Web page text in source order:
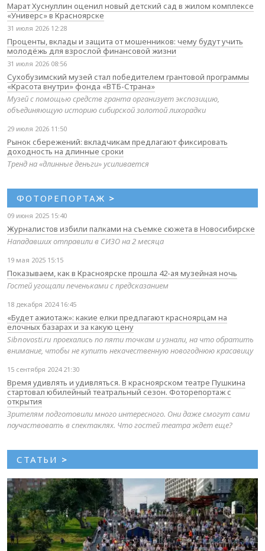
Марат Хуснуллин оценил новый детский сад в жилом комплексе
«Универс» в Красноярске
31 июля 2026 12:28
Проценты, вклады и защита от мошенников: чему будут учить
молодёжь для взрослой финансовой жизни
31 июля 2026 08:56
Сухобузимский музей стал победителем грантовой программы
«Красота внутри» фонда «ВТБ-Страна»
Музей с помощью средств гранта организует экспозицию,
объединяющую историю сибирской золотой лихорадки
29 июля 2026 11:50
Рынок сбережений: вкладчикам предлагают фиксировать
доходность на длинные сроки
Тренд на «длинные деньги» усиливается
ФОТОРЕПОРТАЖ >
09 июня 2025 15:40
Журналистов избили палками на съемке сюжета в Новосибирске
Нападавших отправили в СИЗО на 2 месяца
19 мая 2025 15:15
Показываем, как в Красноярске прошла 42-ая музейная ночь
Гостей угощали печеньками с предсказанием
18 декабря 2024 16:45
«Будет ажиотаж»: какие елки предлагают красноярцам на
елочных базарах и за какую цену
Sibnovosti.ru проехались по пяти точкам и узнали, на что обратить
внимание, чтобы не купить некачественную новогоднюю красавицу
15 сентября 2024 21:30
Время удивлять и удивляться. В красноярском театре Пушкина
стартовал юбилейный театральный сезон. Фоторепортаж с
открытия
Зрителям подготовили много интересного. Они даже смогут сами
поучаствовать в спектаклях. Что гостей театра ждет еще?
СТАТЬИ >